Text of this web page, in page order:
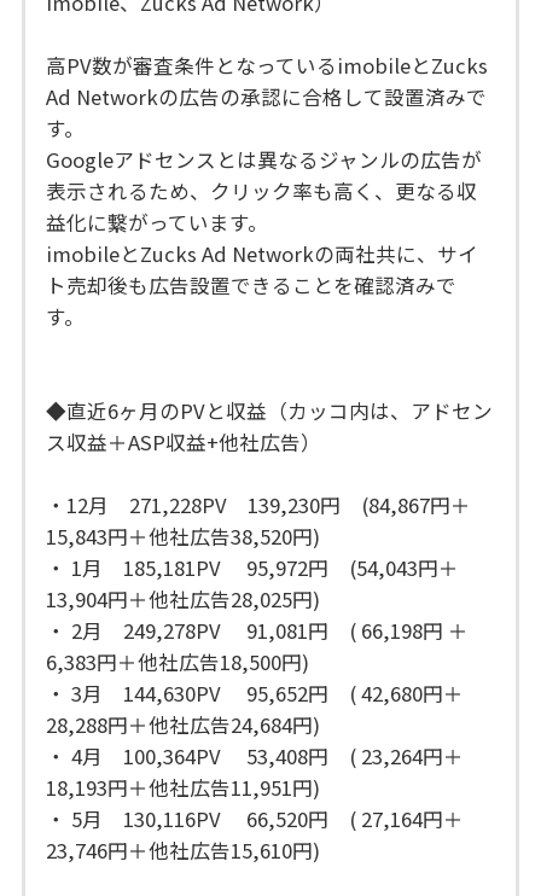
高PV数が審査条件となっているimobileとZucks
Ad Networkの広告の承認に合格して設置済みで
す。
Googleアドセンスとは異なるジャンルの広告が
表示されるため、クリック率も高く、更なる収
益化に繋がっています。
imobileとZucks Ad Networkの両社共に、サイ
ト売却後も広告設置できることを確認済みで
す。
◆直近6ヶ月のPVと収益（カッコ内は、アドセン
ス収益＋ASP収益+他社広告）
・12月 271,228PV 139,230円 (84,867円＋
15,843円＋他社広告38,520円)
・ 1月 185,181PV 95,972円 (54,043円＋
13,904円＋他社広告28,025円)
・ 2月 249,278PV 91,081円 ( 66,198円 ＋
6,383円＋他社広告18,500円)
・ 3月 144,630PV 95,652円 ( 42,680円＋
28,288円＋他社広告24,684円)
・ 4月 100,364PV 53,408円 ( 23,264円＋
18,193円＋他社広告11,951円)
・ 5月 130,116PV 66,520円 ( 27,164円＋
23,746円＋他社広告15,610円)